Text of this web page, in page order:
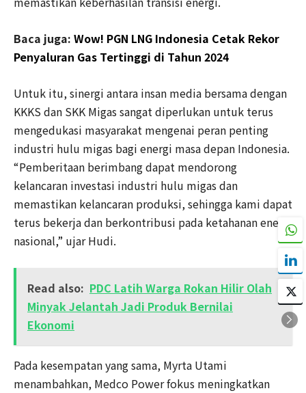
Baca juga: Wow! PGN LNG Indonesia Cetak Rekor
Penyaluran Gas Tertinggi di Tahun 2024
Untuk itu, sinergi antara insan media bersama dengan
KKKS dan SKK Migas sangat diperlukan untuk terus
mengedukasi masyarakat mengenai peran penting
industri hulu migas bagi energi masa depan Indonesia.
“Pemberitaan berimbang dapat mendorong
kelancaran investasi industri hulu migas dan
memastikan kelancaran produksi, sehingga kami dapat
terus bekerja dan berkontribusi pada ketahanan energi
nasional,” ujar Hudi.
Read also: PDC Latih Warga Rokan Hilir Olah
Minyak Jelantah Jadi Produk Bernilai
Ekonomi
Pada kesempatan yang sama, Myrta Utami
menambahkan, Medco Power fokus meningkatkan